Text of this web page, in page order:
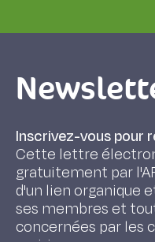
Inscrivez-vous pour
Cette lettre
gratuitement par
d'un lien organique
ses membres et
concernées par les